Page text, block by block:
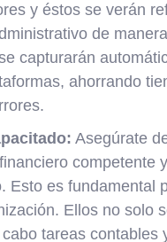
y éstos se verán
de
capturarán
ahorrando
Asegúrate
competente
Esto es fundamental
Ellos no solo
tareas contables